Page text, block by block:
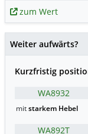
zum Wert
Weiter aufwärts?
Kurzfristig
WA8932
mitstarkem Hebel
WA892T